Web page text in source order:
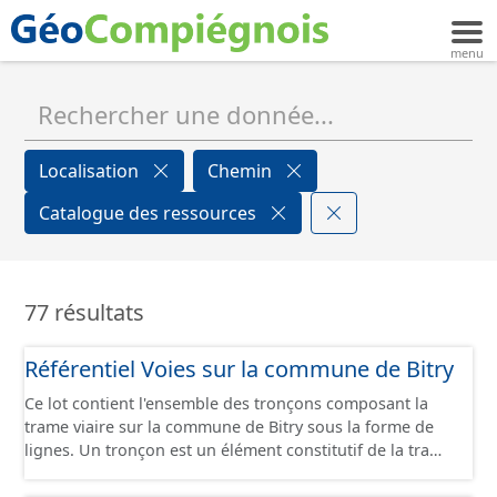
Localisation
Chemin
Catalogue des ressources
77 résultats
Référentiel Voies sur la commune de Bitry
Ce lot contient l'ensemble des tronçons composant la
trame viaire sur la commune de Bitry sous la forme de
lignes. Un tronçon est un élément constitutif de la trame